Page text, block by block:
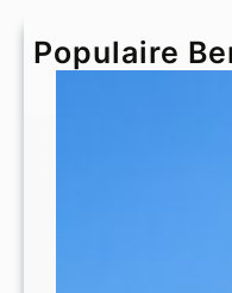
h
Populaire